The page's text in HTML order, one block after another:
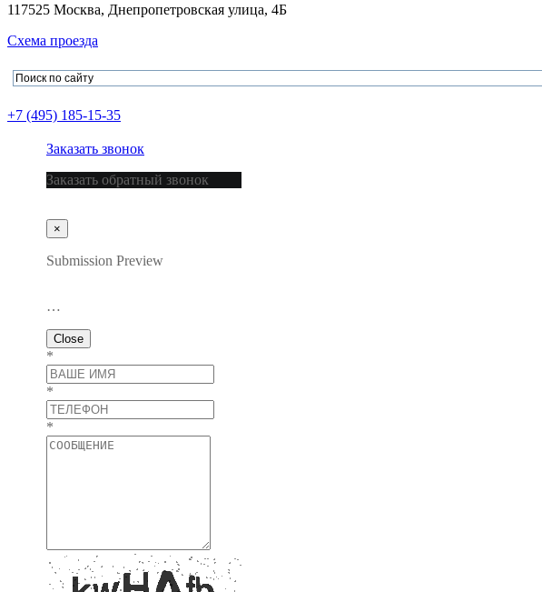
117525 Москва, Днепропетровская улица, 4Б
Схема проезда
+7 (495) 185-15-35
Заказать звонок
Заказать обратный звонок
×
Submission Preview
…
Close
*
*
*